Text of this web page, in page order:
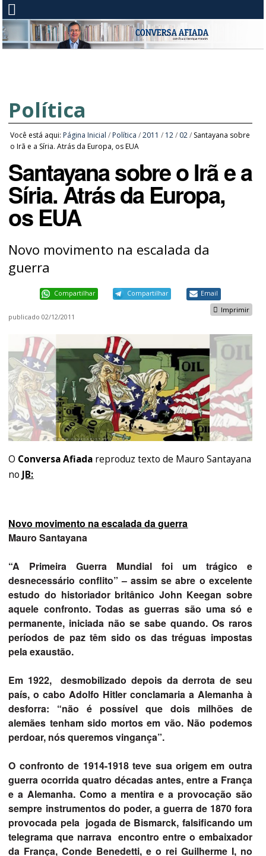
Política
Você está aqui: Página Inicial / Política /2011 / 12 / 02 / Santayana sobre
o Irã e a Síria. Atrás da Europa, os EUA
Santayana sobre o Irã e a
Síria. Atrás da Europa,
os EUA
Novo movimento na escalada da
guerra
Compartilhar Compartilhar Email
Imprimir
publicado 02/12/2011
O Conversa Afiada reproduz texto de Mauro Santayana
noJB:
Novo movimento na escalada da guerra
Mauro Santayana
“A Primeira Guerra Mundial foi um trágico e
desnecessário conflito” – assim se abre o excelente
estudo do historiador britânico John Keegan sobre
aquele confronto. Todas as guerras são uma só e
permanente, iniciada não se sabe quando. Os raros
períodos de paz têm sido os das tréguas impostas
pela exaustão.
Em 1922, desmobilizado depois da derrota de seu
país, o cabo Adolfo Hitler conclamaria a Alemanha à
desforra: “não é possível que dois milhões de
alemães tenham sido mortos em vão. Não podemos
perdoar, nós queremos vingança”.
O confronto de 1914-1918 teve sua origem em outra
guerra ocorrida quatro décadas antes, entre a França
e a Alemanha. Como a mentira e a provocação são
sempre instrumentos do poder, a guerra de 1870 fora
provocada pela jogada de Bismarck, falsificando um
telegrama que narrava encontro entre o embaixador
da França, Conde Benedetti, e o rei Guilherme I, no